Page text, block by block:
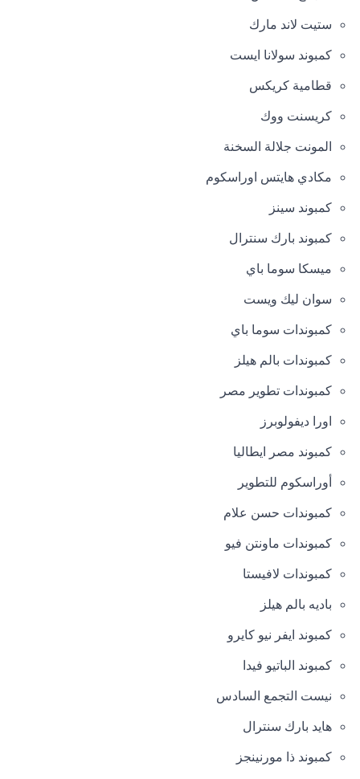
ستيت لاند مارك
كمبوند سولانا ايست
قطامية كريكس
كريسنت ووك
المونت جلالة السخنة
مكادي هايتس اوراسكوم
كمبوند سينز
كمبوند بارك سنترال
ميسكا سوما باي
سوان ليك ويست
كمبوندات سوما باي
كمبوندات بالم هيلز
كمبوندات تطوير مصر
اورا ديفولوبرز
كمبوند مصر ايطاليا
أوراسكوم للتطوير
كمبوندات حسن علام
كمبوندات ماونتن فيو
كمبوندات لافيستا
باديه بالم هيلز
كمبوند ايفر نيو كايرو
كمبوند الباتيو فيدا
نيست التجمع السادس
هايد بارك سنترال
كمبوند ذا مورنينجز